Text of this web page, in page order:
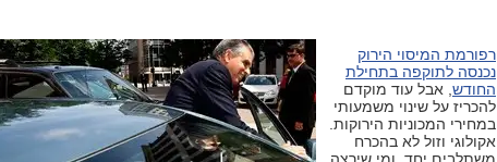
רפורמת המיסוי הירוק
נכנסה לתוקפה בתחילת
החודש, אבל עוד מוקדם
להכריז על שינוי משמעותי
במחירי המכוניות הירוקות.
אקולוגי וזול לא בהכרח